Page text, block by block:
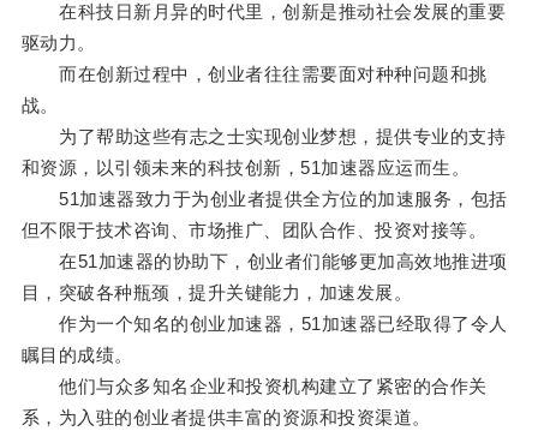
在科技日新月异的时代里，创新是推动社会发展的重要
驱动力。
而在创新过程中，创业者往往需要面对种种问题和挑
战。
为了帮助这些有志之士实现创业梦想，提供专业的支持
和资源，以引领未来的科技创新，51加速器应运而生。
51加速器致力于为创业者提供全方位的加速服务，包括
但不限于技术咨询、市场推广、团队合作、投资对接等。
在51加速器的协助下，创业者们能够更加高效地推进项
目，突破各种瓶颈，提升关键能力，加速发展。
作为一个知名的创业加速器，51加速器已经取得了令人
瞩目的成绩。
他们与众多知名企业和投资机构建立了紧密的合作关
系，为入驻的创业者提供丰富的资源和投资渠道。